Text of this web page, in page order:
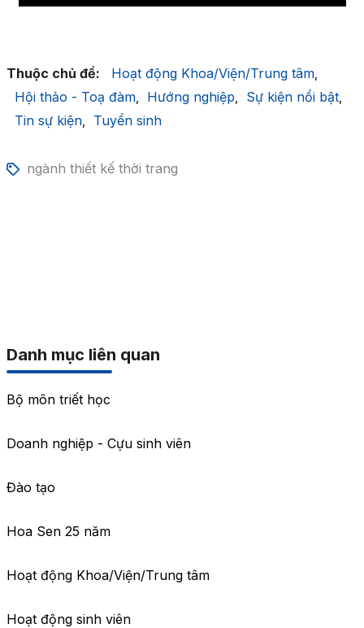
Thuộc chủ đề: Hoạt động Khoa/Viện/Trung tâm,
Hội thảo - Toạ đàm, Hướng nghiệp Sự kiện nổi bật,
Tin sự kiện, Tuyển sinh
ngành thiết kế thời trang
Danh mục liên quan
Bộ môn triết học
Doanh nghiệp - Cựu sinh viên
Đào tạo
Hoa Sen 25 năm
Hoạt động Khoa/Viện/Trung tâm
Hoạt động sinh viên